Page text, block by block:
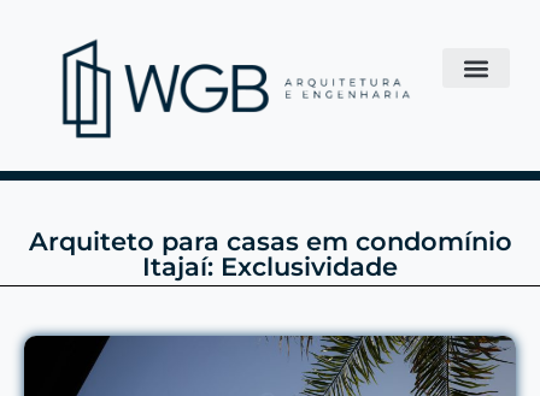
Arquiteto para casas em condomínio
Itajaí: Exclusividade